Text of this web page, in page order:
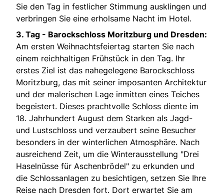
Sie den Tag in festlicher Stimmung ausklingen und
verbringen Sie eine erholsame Nacht im Hotel.
3. Tag - Barockschloss Moritzburg und Dresden:
Am ersten Weihnachtsfeiertag starten Sie nach
einem reichhaltigen Frühstück in den Tag. Ihr
erstes Ziel ist das nahegelegene Barockschloss
Moritzburg, das mit seiner imposanten Architektur
und der malerischen Lage inmitten eines Teiches
begeistert. Dieses prachtvolle Schloss diente im
18. Jahrhundert August dem Starken als Jagd-
und Lustschloss und verzaubert seine Besucher
besonders in der winterlichen Atmosphäre. Nach
ausreichend Zeit, um die Winterausstellung "Drei
Haselnüsse für Aschenbrödel" zu erkunden und
die Schlossanlagen zu besichtigen, setzen Sie Ihre
Reise nach Dresden fort. Dort erwartet Sie am